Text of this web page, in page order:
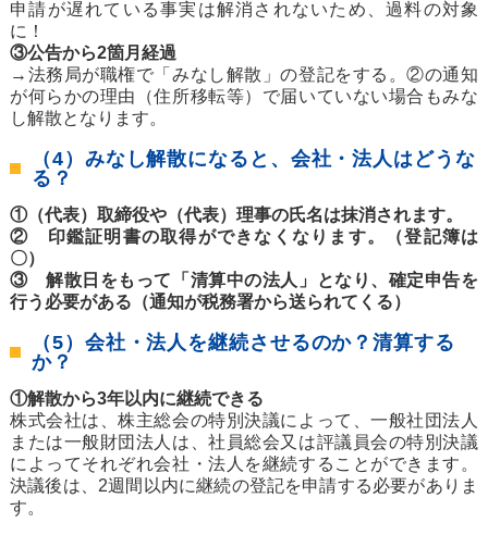
申請が遅れている事実は解消されないため、過料の対象
に！
③公告から2箇月経過
→法務局が職権で「みなし解散」の登記をする。②の通知
が何らかの理由（住所移転等）で届いていない場合もみな
し解散となります。
（4）みなし解散になると、会社・法人はどうな
る？
①（代表）取締役や（代表）理事の氏名は抹消されます。
② 印鑑証明書の取得ができなくなります。（登記簿は
〇）
③ 解散日をもって「清算中の法人」となり、確定申告を
行う必要がある（通知が税務署から送られてくる）
（5）会社・法人を継続させるのか？清算する
か？
①解散から3年以内に継続できる
株式会社は、株主総会の特別決議によって、一般社団法人
または一般財団法人は、社員総会又は評議員会の特別決議
によってそれぞれ会社・法人を継続することができます。
決議後は、2週間以内に継続の登記を申請する必要がありま
す。